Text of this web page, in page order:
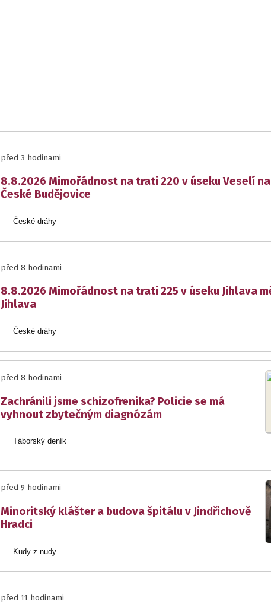
před 3 hodinami
8.8.2026 Mimořádnost na trati 220 v úseku Veselí
České Budějovice
České dráhy
před 8 hodinami
8.8.2026 Mimořádnost na trati 225 v úseku Jihlava
Jihlava
České dráhy
před 8 hodinami
Zachránili jsme schizofrenika? Policie se má
vyhnout zbytečným diagnózám
Táborský deník
před 9 hodinami
Minoritský klášter a budova špitálu v Jindřichově
Hradci
Kudy z nudy
před 11 hodinami